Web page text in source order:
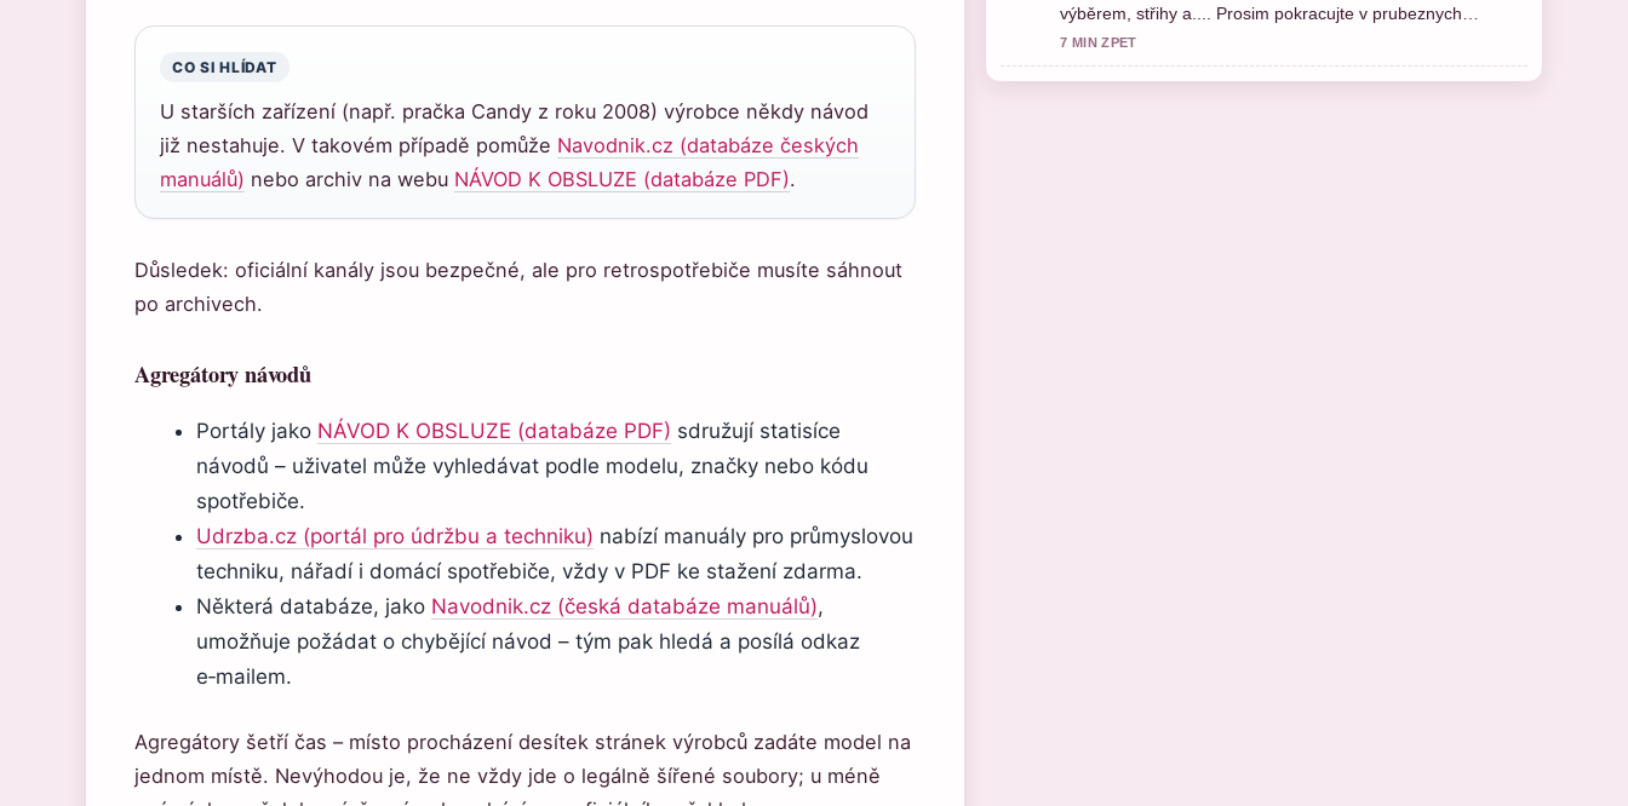
CO SI HLÍDAT
U starších zařízení (např. pračka Candy z roku 2008) výrobce někdy návod
již nestahuje. V takovém případě pomůže Navodnik.cz (databáze českých
manuálů) nebo archiv na webu NÁVOD K OBSLUZE (databáze PDF).
Důsledek: oficiální kanály jsou bezpečné, ale pro retrospotřebiče musíte sáhnout
po archivech.
Agregátory návodů
Portály jako NÁVOD K OBSLUZE (databáze PDF) sdružují statisíce
návodů – uživatel může vyhledávat podle modelu, značky nebo kódu
spotřebiče.
Udrzba.cz (portál pro údržbu a techniku) nabízí manuály pro průmyslovou
techniku, nářadí i domácí spotřebiče, vždy v PDF ke stažení zdarma.
Některá databáze, jako Navodnik.cz (česká databáze manuálů),
umožňuje požádat o chybějící návod – tým pak hledá a posílá odkaz
e‑mailem.
Agregátory šetří čas – místo procházení desítek stránek výrobců zadáte model na
jednom místě. Nevýhodou je, že ne vždy jde o legálně šířené soubory; u méně
výběrem, střihy a.... Prosim pokracujte v prubeznych
aktualizacich.
7 MIN ZPET